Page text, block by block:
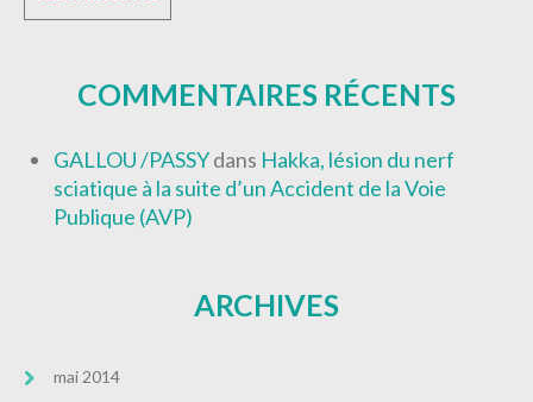
COMMENTAIRES RÉCENTS
GALLOU /PASSYdans Hakka, lésion du nerf
sciatique à la suite d’un Accident de la Voie
Publique (AVP)
ARCHIVES
mai 2014